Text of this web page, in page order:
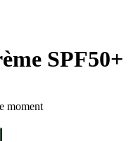
SPF50+
moment